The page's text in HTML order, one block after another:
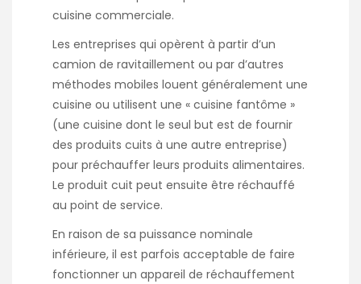
cuisine commerciale.
Les entreprises qui opèrent à partir d’un
camion de ravitaillement ou par d’autres
méthodes mobiles louent généralement une
cuisine ou utilisent une « cuisine fantôme »
(une cuisine dont le seul but est de fournir
des produits cuits à une autre entreprise)
pour préchauffer leurs produits alimentaires.
Le produit cuit peut ensuite être réchauffé
au point de service.
En raison de sa puissance nominale
inférieure, il est parfois acceptable de faire
fonctionner un appareil de réchauffement